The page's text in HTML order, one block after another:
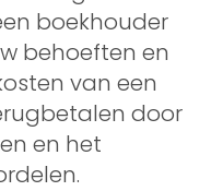
boekhouder
behoeften en
van een
door
en het